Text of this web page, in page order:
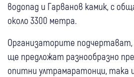
водопад и Гарванов камик, с
около 3300 метра.
Организаторите
ще предложат разнообразно
опитни ултрамаратонци, така